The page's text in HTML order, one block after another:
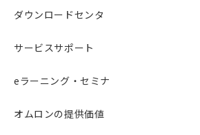
ダウンロードセンタ
サービスサポート
eラーニング・セミナ
オムロンの提供価値